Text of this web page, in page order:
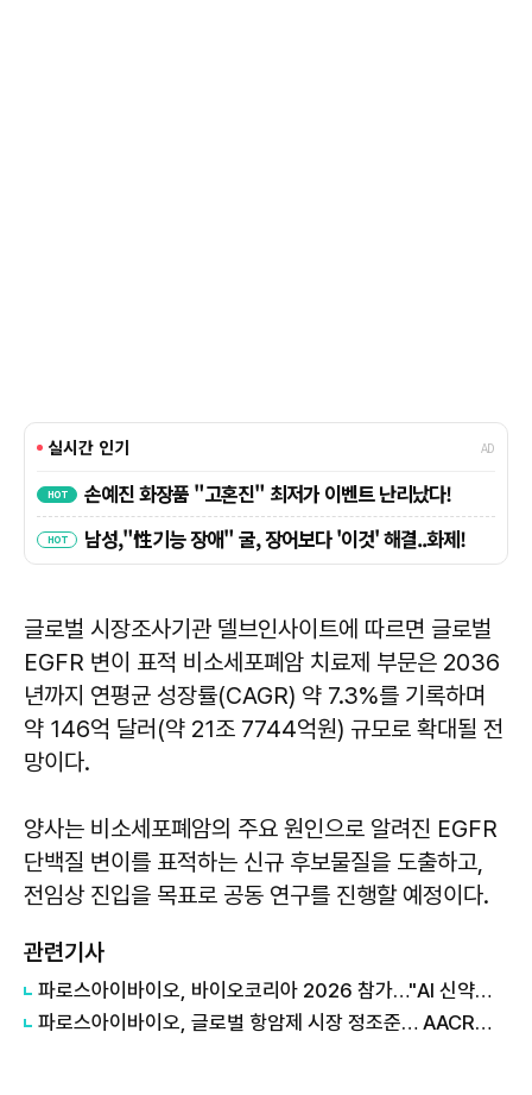
글로벌 시장조사기관 델브인사이트에 따르면 글로벌
EGFR 변이 표적 비소세포폐암 치료제 부문은 2036
년까지 연평균 성장률(CAGR) 약 7.3%를 기록하며
약 146억 달러(약 21조 7744억원) 규모로 확대될 전
망이다.
양사는 비소세포폐암의 주요 원인으로 알려진 EGFR
단백질 변이를 표적하는 신규 후보물질을 도출하고,
전임상 진입을 목표로 공동 연구를 진행할 예정이다.
관련기사
파로스아이바이오, 바이오코리아 2026 참가…"AI 신약개발 전략 공개"
파로스아이바이오, 글로벌 항암제 시장 정조준… AACR서 연구결과 공개